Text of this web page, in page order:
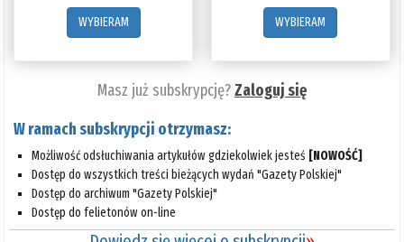
WYBIERAM
WYBIERAM
Masz już subskrypcję?Zaloguj się
W ramach subskrypcji otrzymasz:
Możliwość odsłuchiwania artykułów gdziekolwiek jesteś [NOWOŚĆ]
Dostęp do wszystkich treści bieżących wydań "Gazety Polskiej"
Dostęp do archiwum "Gazety Polskiej"
Dostęp do felietonów on-line